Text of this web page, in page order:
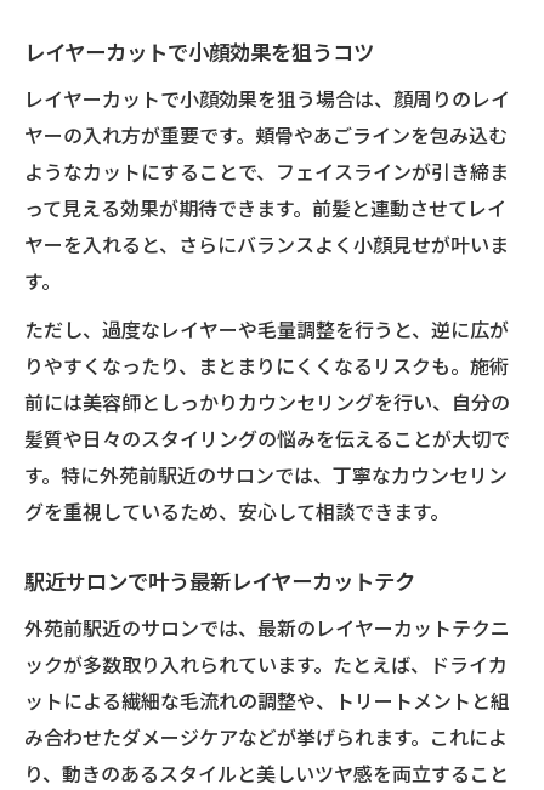
レイヤーカットで小顔効果を狙うコツ
レイヤーカットで小顔効果を狙う場合は、顔周りのレイ
ヤーの入れ方が重要です。頬骨やあごラインを包み込む
ようなカットにすることで、フェイスラインが引き締ま
って見える効果が期待できます。前髪と連動させてレイ
ヤーを入れると、さらにバランスよく小顔見せが叶いま
す。
ただし、過度なレイヤーや毛量調整を行うと、逆に広が
りやすくなったり、まとまりにくくなるリスクも。施術
前には美容師としっかりカウンセリングを行い、自分の
髪質や日々のスタイリングの悩みを伝えることが大切で
す。特に外苑前駅近のサロンでは、丁寧なカウンセリン
グを重視しているため、安心して相談できます。
駅近サロンで叶う最新レイヤーカットテク
外苑前駅近のサロンでは、最新のレイヤーカットテクニ
ックが多数取り入れられています。たとえば、ドライカ
ットによる繊細な毛流れの調整や、トリートメントと組
み合わせたダメージケアなどが挙げられます。これによ
り、動きのあるスタイルと美しいツヤ感を両立すること